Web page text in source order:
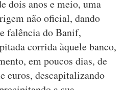
dois anos e meio, uma
não oficial, dando
falência do Banif,
corrida àquele banco,
em poucos dias, de
euros, descapitalizando